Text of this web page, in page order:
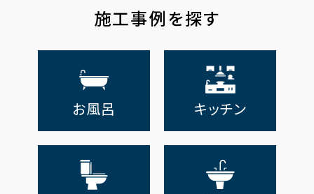
施工事例を探す
お風呂 キッチン